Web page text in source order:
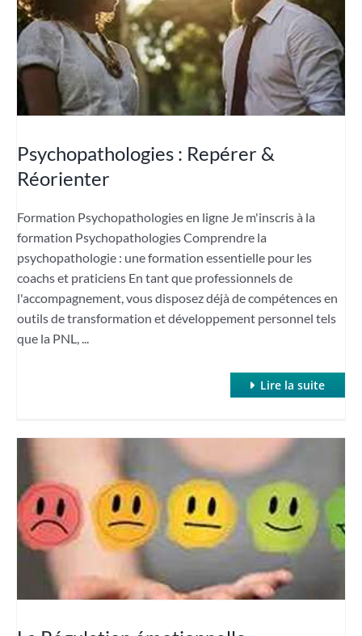
Psychopathologies : Repérer &
Réorienter
Formation Psychopathologies en ligne Je m'inscris à la
formation Psychopathologies Comprendre la
psychopathologie : une formation essentielle pour les
coachs et praticiens En tant que professionnels de
l'accompagnement, vous disposez déjà de compétences en
outils de transformation et développement personnel tels
que la PNL, ...
Lire la suite